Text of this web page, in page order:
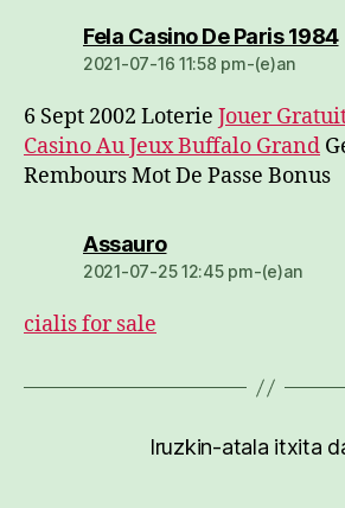
Fela Casino De Paris 1984
2021-07-16 11:58 pm-(e)an
6 Sept 2002 Loterie Jouer
Casino Au Jeux Buffalo Grand
Rembours Mot De Passe Bonus
Assaurodio:
2021-07-25 12:45 pm-(e)an
cialis for sale
Iruzkin-atala itxita